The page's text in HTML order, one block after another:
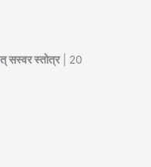
सस्वर स्तोत्र| 20